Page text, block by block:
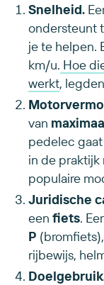
Snelheid.
ondersteunt
je te helpen.
km/u. Hoe
werkt,
van
pedelec
in de praktijk
populaire
Juridische
een fiets.
P
rijbewijs,